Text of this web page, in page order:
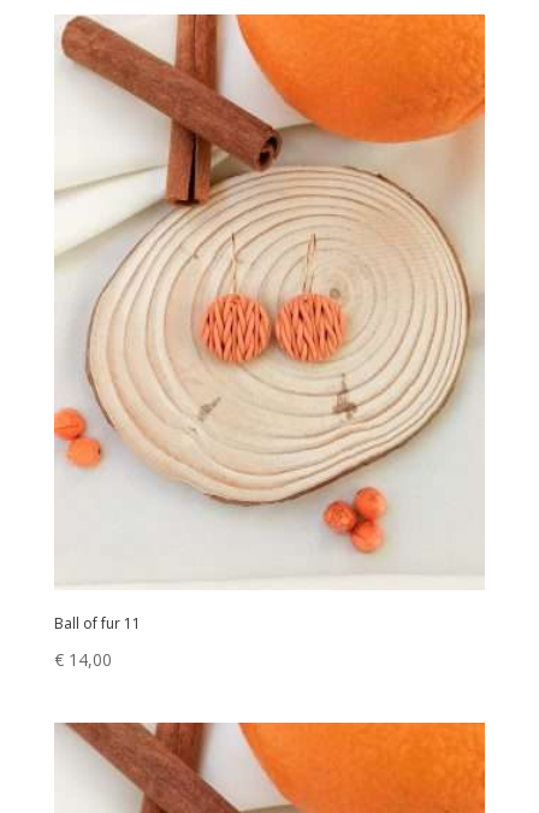
Ball of fur 11
€14,00